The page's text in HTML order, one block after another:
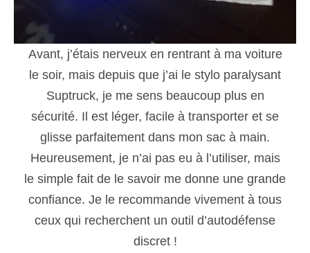
Avant, j’étais nerveux en rentrant à ma voiture
le soir, mais depuis que j’ai le stylo paralysant
Suptruck, je me sens beaucoup plus en
sécurité. Il est léger, facile à transporter et se
glisse parfaitement dans mon sac à main.
Heureusement, je n’ai pas eu à l’utiliser, mais
le simple fait de le savoir me donne une grande
confiance. Je le recommande vivement à tous
ceux qui recherchent un outil d’autodéfense
discret !